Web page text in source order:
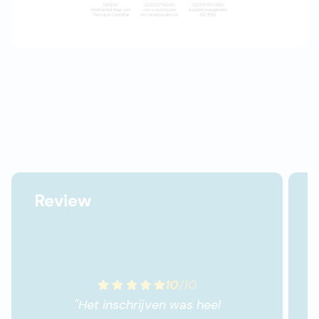
Review
10/10
"Het inschrijven was heel